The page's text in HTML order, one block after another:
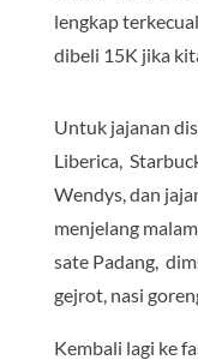
lengkap
dibeli 15K jika
Untuk jajanan
Liberica,
Wendys, dan
menjelang
sate Padang,
gejrot, nasi
Kembali lagi ke